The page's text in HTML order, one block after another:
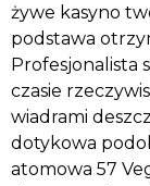
żywe kasyno
podstawa
Profesjonalista
czasie
wiadrami
dotykowa
atomowa 57